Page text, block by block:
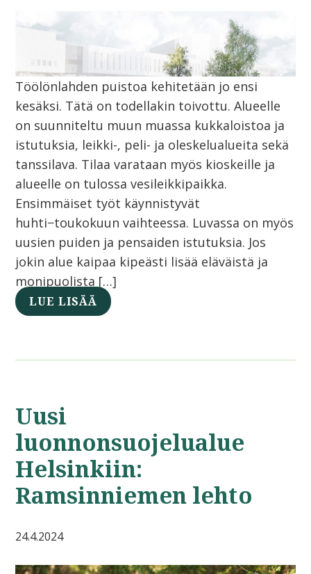
Töölönlahden puistoa kehitetään jo ensi
kesäksi. Tätä on todellakin toivottu. Alueelle
on suunniteltu muun muassa kukkaloistoa ja
istutuksia, leikki-, peli- ja oleskelualueita sekä
tanssilava. Tilaa varataan myös kioskeille ja
alueelle on tulossa vesileikkipaikka.
Ensimmäiset työt käynnistyvät
huhti−toukokuun vaihteessa. Luvassa on myös
uusien puiden ja pensaiden istutuksia. Jos
jokin alue kaipaa kipeästi lisää eläväistä ja
monipuolista […]
LUE LISÄÄ
Uusi
luonnonsuojelualue
Helsinkiin:
Ramsinniemen lehto
24.4.2024